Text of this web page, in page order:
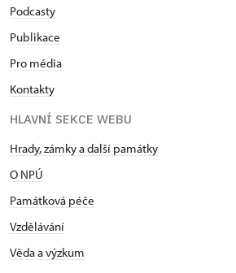
Podcasty
Publikace
Pro média
Kontakty
HLAVNÍ SEKCE WEBU
Hrady, zámky a další památky
O NPÚ
Památková péče
Vzdělávání
Věda a výzkum